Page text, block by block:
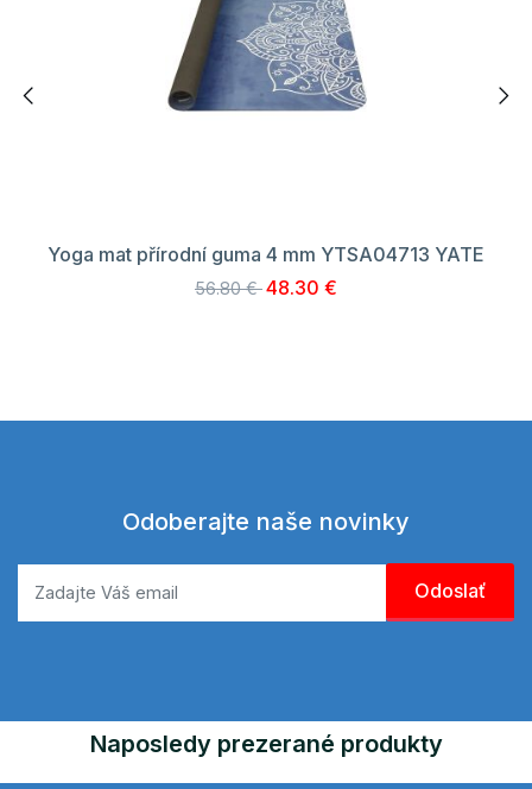
Yoga mat přírodní guma 4 mm YTSA04713 YATE
56.80 €48.30 €
Odoberajte naše novinky
Naposledy prezerané produkty